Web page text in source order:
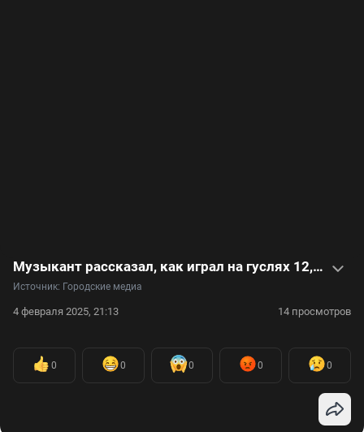
Музыкант рассказал, как играл на гуслях 12,5 часов, чтобы установить рекорд Гиннеса — видео
Источник: Городские медиа
4 февраля 2025, 21:13 14 просмотров
0 0 0 0 0